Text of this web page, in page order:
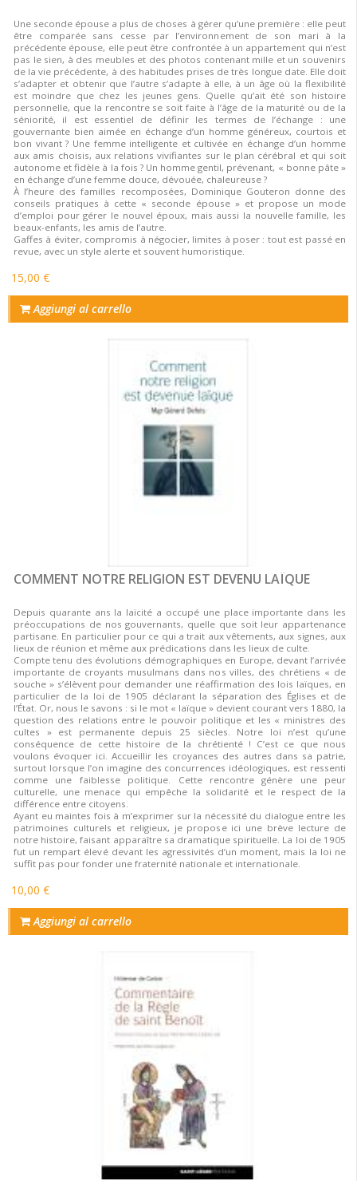
Une seconde épouse a plus de choses à gérer qu’une première : elle peut
être comparée sans cesse par l’environnement de son mari à la
précédente épouse, elle peut être confrontée à un appartement qui n’est
pas le sien, à des meubles et des photos contenant mille et un souvenirs
de la vie précédente, à des habitudes prises de très longue date. Elle doit
s’adapter et obtenir que l’autre s’adapte à elle, à un âge où la flexibilité
est moindre que chez les jeunes gens. Quelle qu’ait été son histoire
personnelle, que la rencontre se soit faite à l’âge de la maturité ou de la
séniorité, il est essentiel de définir les termes de l’échange : une
gouvernante bien aimée en échange d’un homme généreux, courtois et
bon vivant ? Une femme intelligente et cultivée en échange d’un homme
aux amis choisis, aux relations vivifiantes sur le plan cérébral et qui soit
autonome et fidèle à la fois ? Un homme gentil, prévenant, « bonne pâte »
en échange d’une femme douce, dévouée, chaleureuse ?
À l’heure des familles recomposées, Dominique Gouteron donne des
conseils pratiques à cette « seconde épouse » et propose un mode
d’emploi pour gérer le nouvel époux, mais aussi la nouvelle famille, les
beaux-enfants, les amis de l’autre.
Gaffes à éviter, compromis à négocier, limites à poser : tout est passé en
revue, avec un style alerte et souvent humoristique.
15,00 €
Aggiungi al carrello
COMMENT NOTRE RELIGION EST DEVENU LAÏQUE
Depuis quarante ans la laïcité a occupé une place importante dans les
préoccupations de nos gouvernants, quelle que soit leur appartenance
partisane. En particulier pour ce qui a trait aux vêtements, aux signes, aux
lieux de réunion et même aux prédications dans les lieux de culte.
Compte tenu des évolutions démographiques en Europe, devant l’arrivée
importante de croyants musulmans dans nos villes, des chrétiens « de
souche » s’élèvent pour demander une réaffirmation des lois laïques, en
particulier de la loi de 1905 déclarant la séparation des Églises et de
l’État. Or, nous le savons : si le mot « laïque » devient courant vers 1880, la
question des relations entre le pouvoir politique et les « ministres des
cultes » est permanente depuis 25 siècles. Notre loi n’est qu’une
conséquence de cette histoire de la chrétienté ! C’est ce que nous
voulons évoquer ici. Accueillir les croyances des autres dans sa patrie,
surtout lorsque l’on imagine des concurrences idéologiques, est ressenti
comme une faiblesse politique. Cette rencontre génère une peur
culturelle, une menace qui empêche la solidarité et le respect de la
différence entre citoyens.
Ayant eu maintes fois à m’exprimer sur la nécessité du dialogue entre les
patrimoines culturels et religieux, je propose ici une brève lecture de
notre histoire, faisant apparaître sa dramatique spirituelle. La loi de 1905
fut un rempart élevé devant les agressivités d’un moment, mais la loi ne
suffit pas pour fonder une fraternité nationale et internationale.
10,00 €
Aggiungi al carrello